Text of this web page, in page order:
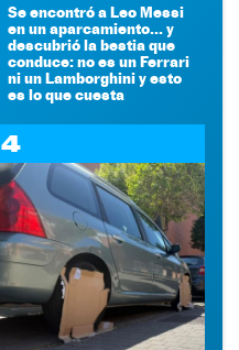
Se encontró a Leo Messi
en un aparcamiento... y
descubrió la bestia que
conduce: no es un Ferrari
ni un Lamborghini y esto
es lo que cuesta
4